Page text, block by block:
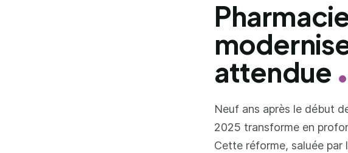
attendue
Neuf ans après le début
2025 transforme en
Cette réforme, saluée